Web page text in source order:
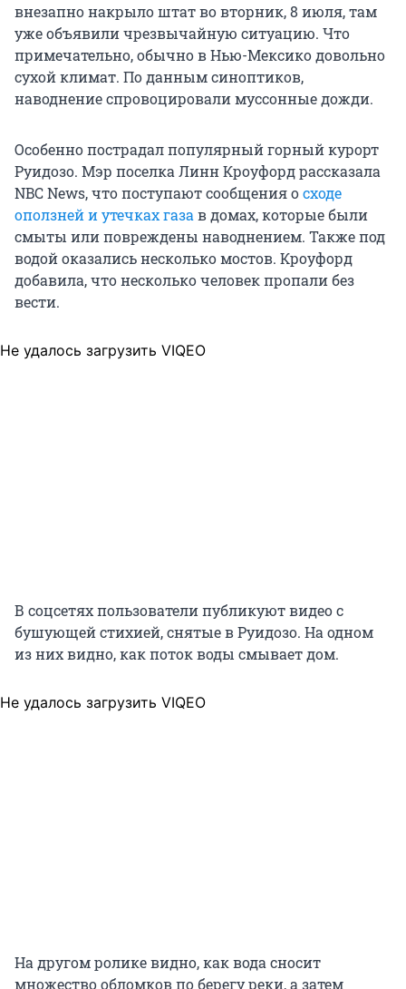
внезапно накрыло штат во вторник, 8 июля, там
уже объявили чрезвычайную ситуацию. Что
примечательно, обычно в Нью-Мексико довольно
сухой климат. По данным синоптиков,
наводнение спровоцировали муссонные дожди.
Особенно пострадал популярный горный курорт
Руидозо. Мэр поселка Линн Кроуфорд рассказала
NBC News, что поступают сообщения осходе
оползней и утечках газав домах, которые были
смыты или повреждены наводнением. Также под
водой оказались несколько мостов. Кроуфорд
добавила, что несколько человек пропали без
вести.
Не удалось загрузить VIQEO
В соцсетях пользователи публикуют видео с
бушующей стихией, снятые в Руидозо. На одном
из них видно, как поток воды смывает дом.
Не удалось загрузить VIQEO
На другом ролике видно, как вода сносит
множество обломков по берегу реки, а затем